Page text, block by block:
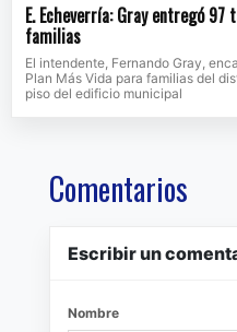
E. Echeverría: Gray entregó
familias
El intendente, Fernando Gray,
Plan Más Vida para familias del
piso del edificio municipal
Comentarios
Escribir un
Nombre